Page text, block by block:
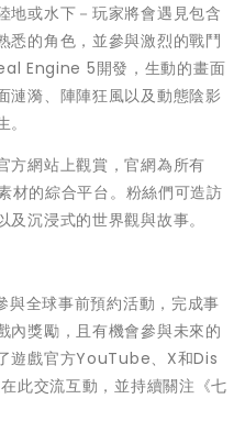
地或水下－玩家將會遇見包含
悉的角色，並參與激烈的戰鬥
Engine 5開發，生動的畫面
漣漪、陣陣狂風以及動態陰影
網站上觀賞，官網為所有
材的綜合平台。粉絲們可造訪
沉浸式的世界觀與故事。
全球事前預約活動，完成事
內獎勵，且有機會參與未來的
遊戲官方YouTube、X和Dis
此交流互動，並持續關注《七